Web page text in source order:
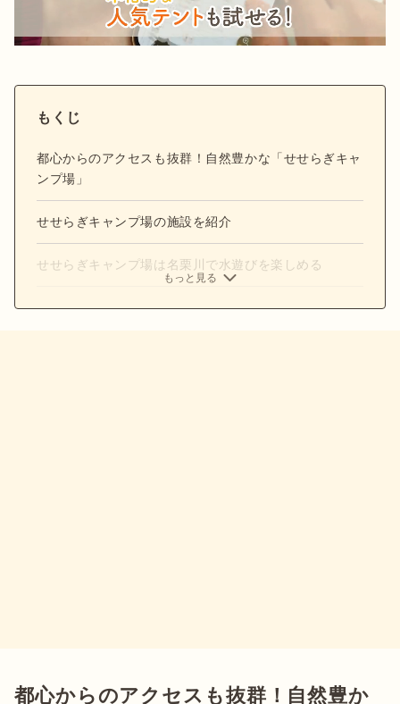
もくじ
都心からのアクセスも抜群！自然豊かな「せせらぎキャ
ンプ場」
せせらぎキャンプ場の施設を紹介
せせらぎキャンプ場は名栗川で水遊びを楽しめる
もっと見る
都心からのアクセスも抜群！自然豊か